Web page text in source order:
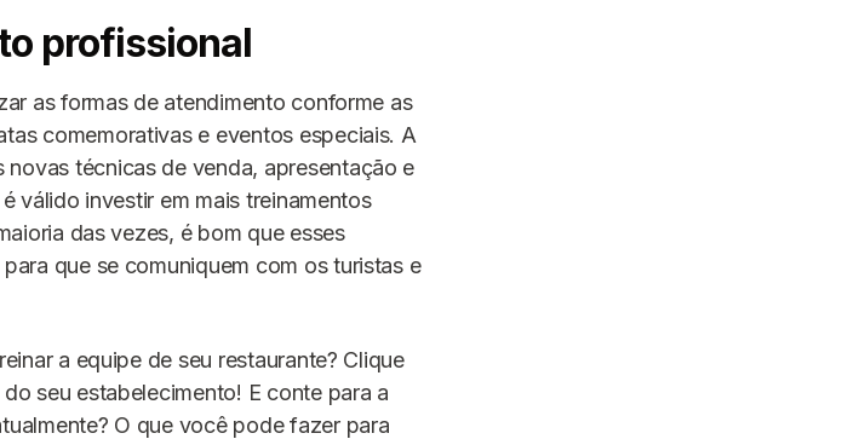
profissional
as formas de atendimento conforme as
comemorativas e eventos especiais. A
técnicas de venda, apresentação e
válido investir em mais treinamentos
das vezes, é bom que esses
que se comuniquem com os turistas e
a equipe de seu restaurante? Clique
seu estabelecimento! E conte para a
O que você pode fazer para